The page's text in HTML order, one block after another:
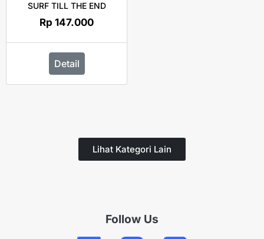
SURF TILL THE END
Rp 147.000
Detail
Lihat Kategori Lain
Follow Us